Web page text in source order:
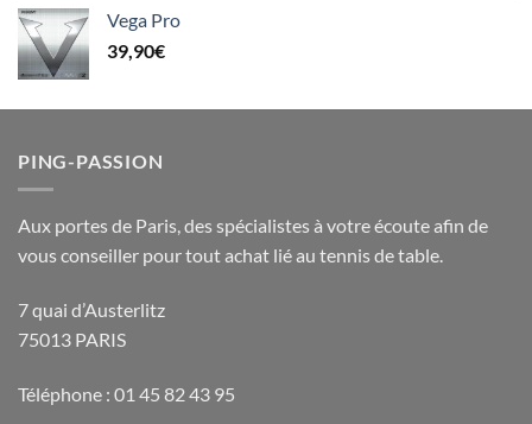
Vega Pro
39,90€
PING-PASSION
Aux portes de Paris, des spécialistes à votre écoute afin de
vous conseiller pour tout achat lié au tennis de table.
7 quai d’Austerlitz
75013 PARIS
Téléphone : 01 45 82 43 95